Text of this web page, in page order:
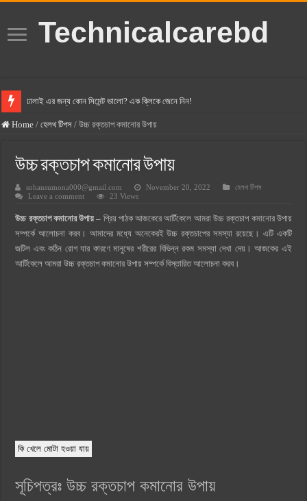
Technicalcarebd
ঢালাই এর জন্য কোন সিমেন্ট ভালো? এক ক্লিকে জেনে নিন!
বসুন্ধরা সিমেন্ট এর দাম ২০২৫
হোলসিম সিমেন্ট দাম ২০২৫
সুপারক্রিট সিমেন্ট দাম ২০২৫
ওয়ালটন মোবাইল কিস্তিতে কেনার নিয়ম ২০২৫
ওয়ালটন টিভি কিস্তিতে কেনার নিয়ম ২০২৫
Home / হেলথ টিপস / উচ্চ রক্তচাপ কমানোর উপায়
উচ্চ রক্তচাপ কমানোর উপায়
sohansumona000@gmail.com November 20, 2022
হেলথ টিপস
Leave a comment
23 Views
উচ্চ রক্তচাপ কমানোর উপায় – প্রিয় পাঠক আজকেরে আর্টিকেলে আমরা উচ্চ রক্তচাপ কমানোর উপায়
সম্পর্কে আলোচনা করব। আমাদের মধ্যে অনেকেরই উচ্চ রক্তচাপের সমস্যা রয়েছে। এটি একটি
জটিল এবং কঠিন রোগ যার কারণে মানুষের শরীরের বিভিন্ন রকম সমস্যা দেখা দেয়। আজকের এই
আর্টিকেলে আমরা উচ্চ রক্তচাপ কমানোর উপায় সম্পর্কে বিস্তারিত আলোচনা করব।
কি খেলে মোটা হওয়া যায়
সূচিপত্রঃ উচ্চ রক্তচাপ কমানোর উপায়